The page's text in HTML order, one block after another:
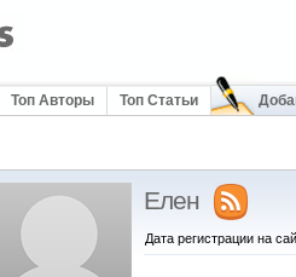
Топ Авторы Топ Статьи
Елен
Дата регистрации на